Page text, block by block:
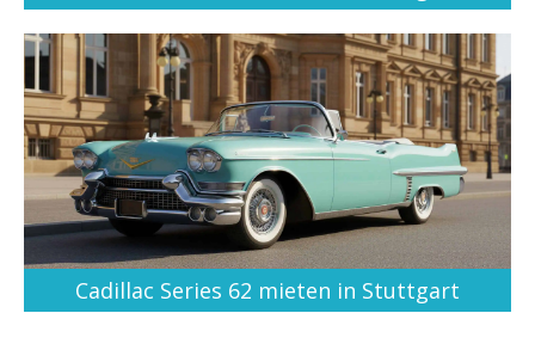
Cadillac Series 62 mieten in Stuttgart